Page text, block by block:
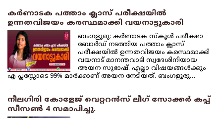
കര്‍ണാടക പത്താം ക്ലാസ് പരീക്ഷയില്‍
ഉന്നതവിജയം കരസ്ഥമാക്കി വയനാട്ടുകാരി
ബംഗളൂരു: കര്‍ണാടക സ്‌കൂള്‍ പരീക്ഷാ
ബോര്‍ഡ് നടത്തിയ പത്താം ക്ലാസ്
പരീക്ഷയില്‍ ഉന്നതവിജയം കരസ്ഥമാക്കി
വയനാട് മാനന്തവാടി സ്വദേശിനിയായ
അയന സുഭാഷ്. എല്ലാ വിഷയങ്ങള്‍ക്കും
എ പ്ലസ്സോടെ 99% മാര്‍ക്കാണ് അയന നേടിയത്. ബംഗളൂരു…
നീലഗിരി കോളേജ് വെറ്ററന്‍സ് ലീഗ് സോക്കര്‍ കപ്പ്
സീസണ്‍ 4 സമാപിച്ചു.